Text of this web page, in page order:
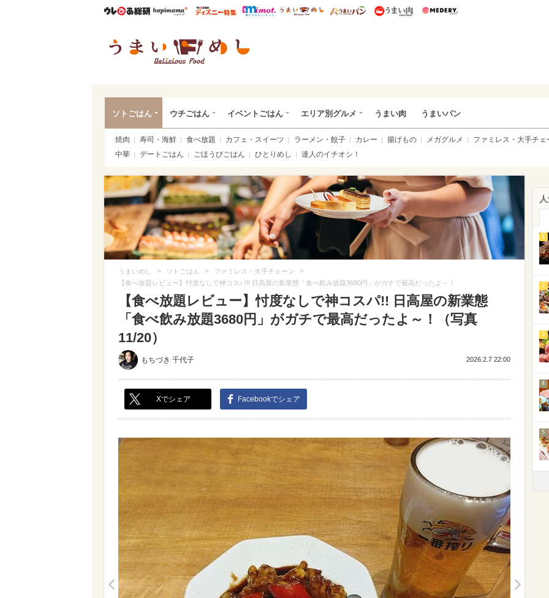
ウレぴあ総研ハピママ* ウレぴあ総研 ディズニー特集
mimot. うまいめし うまいパン うまい肉
ソトごはん ウチごはん イベントごはん エリア別グルメ うまい肉 うまいパン
焼肉 寿司・海鮮 食べ放題 カフェ・スイーツ ラーメン・餃子 カレー 揚げもの メガグルメ
ファミレス・大手チェ
中華
デートごはん ごほうびごはん ひとりめし 達人のイチオシ！
うまいめし > ソトごはん > ファミレス・大手チェーン >
【食べ放題レビュー】忖度なしで神コスパ!! 日高屋の新業態「食べ飲み放題3680円」がガチで最高だったよ～！
【食べ放題レビュー】忖度なしで神コスパ!! 日高屋の新業態
「食べ飲み放題3680円」がガチで最高だったよ～！（写真
11/20）
もちづき 千代子 2026.2.7 22:00
Xでシェア Facebookでシェア
1
2
3
4
5